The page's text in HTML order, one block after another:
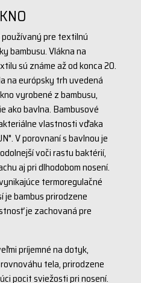
pre textilnú
bambusu. Vlákna na
sú známe až od konca 20.
na európsky trh uvedená
vyrobené z bambusu,
ako bavlna. Bambusové
vlastnosti vďaka
V porovnaní s bavlnou je
voči rastu baktérií,
aj pri dlhodobom nosení.
termoregulačné
je bambus prirodzene
je zachovaná pre
príjemné na dotyk,
tela, prirodzene
pocit sviežosti pri nosení.